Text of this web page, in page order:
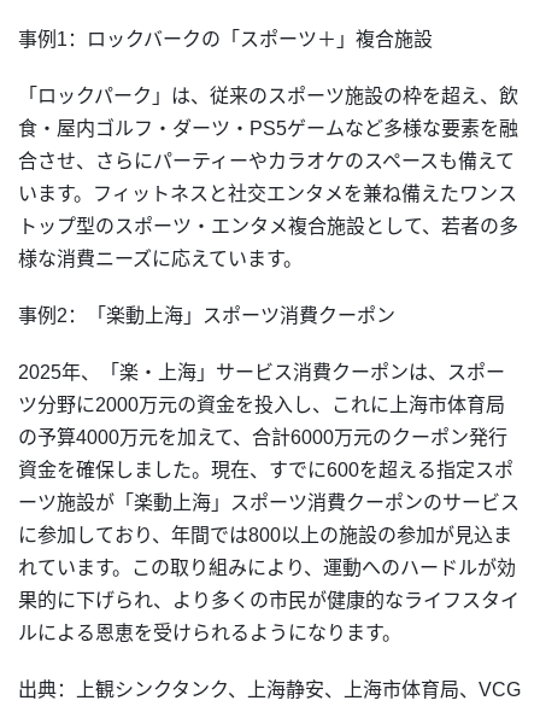
事例1：ロックバークの「スポーツ＋」複合施設
「ロックパーク」は、従来のスポーツ施設の枠を超え、飲
食・屋内ゴルフ・ダーツ・PS5ゲームなど多様な要素を融
合させ、さらにパーティーやカラオケのスペースも備えて
います。フィットネスと社交エンタメを兼ね備えたワンス
トップ型のスポーツ・エンタメ複合施設として、若者の多
様な消費ニーズに応えています。
事例2：「楽動上海」スポーツ消費クーポン
2025年、「楽・上海」サービス消費クーポンは、スポー
ツ分野に2000万元の資金を投入し、これに上海市体育局
の予算4000万元を加えて、合計6000万元のクーポン発行
資金を確保しました。現在、すでに600を超える指定スポ
ーツ施設が「楽動上海」スポーツ消費クーポンのサービス
に参加しており、年間では800以上の施設の参加が見込ま
れています。この取り組みにより、運動へのハードルが効
果的に下げられ、より多くの市民が健康的なライフスタイ
ルによる恩恵を受けられるようになります。
出典：上観シンクタンク、上海静安、上海市体育局、VCG